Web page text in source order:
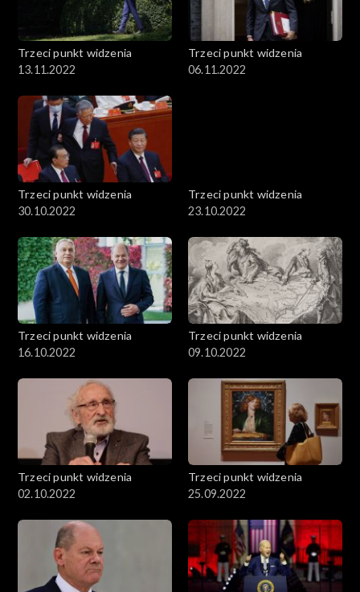
Trzeci punkt widzenia
13.11.2022
Trzeci punkt widzenia
06.11.2022
Trzeci punkt widzenia
30.10.2022
Trzeci punkt widzenia
23.10.2022
Trzeci punkt widzenia
16.10.2022
Trzeci punkt widzenia
09.10.2022
Trzeci punkt widzenia
02.10.2022
Trzeci punkt widzenia
25.09.2022